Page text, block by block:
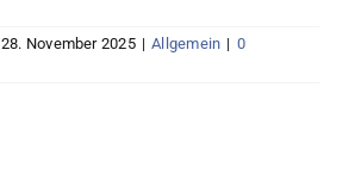
28. November 2025 | Allgemein | 0